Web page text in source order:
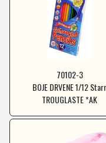
70102-3
BOJE DRVENE 1/12 Starr
TROUGLASTE *AK